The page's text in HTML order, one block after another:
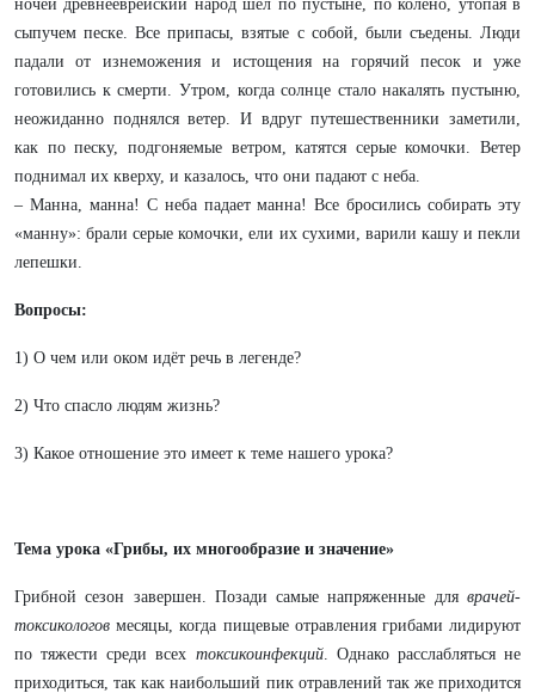
ночей древнееврейский народ шёл по пустыне, по колено, утопая в
сыпучем песке. Все припасы, взятые с собой, были съедены. Люди
падали от изнеможения и истощения на горячий песок и уже
готовились к смерти. Утром, когда солнце стало накалять пустыню,
неожиданно поднялся ветер. И вдруг путешественники заметили,
как по песку, подгоняемые ветром, катятся серые комочки. Ветер
поднимал их кверху, и казалось, что они падают с неба.
– Манна, манна! С неба падает манна! Все бросились собирать эту
«манну»: брали серые комочки, ели их сухими, варили кашу и пекли
лепешки.
Вопросы:
1) О чем или оком идёт речь в легенде?
2) Что спасло людям жизнь?
3) Какое отношение это имеет к теме нашего урока?
Тема урока «Грибы, их многообразие и значение»
Грибной сезон завершен. Позади самые напряженные для врачей-
токсикологов месяцы, когда пищевые отравления грибами лидируют
по тяжести среди всех токсикоинфекций. Однако расслабляться не
приходиться, так как наибольший пик отравлений так же приходится